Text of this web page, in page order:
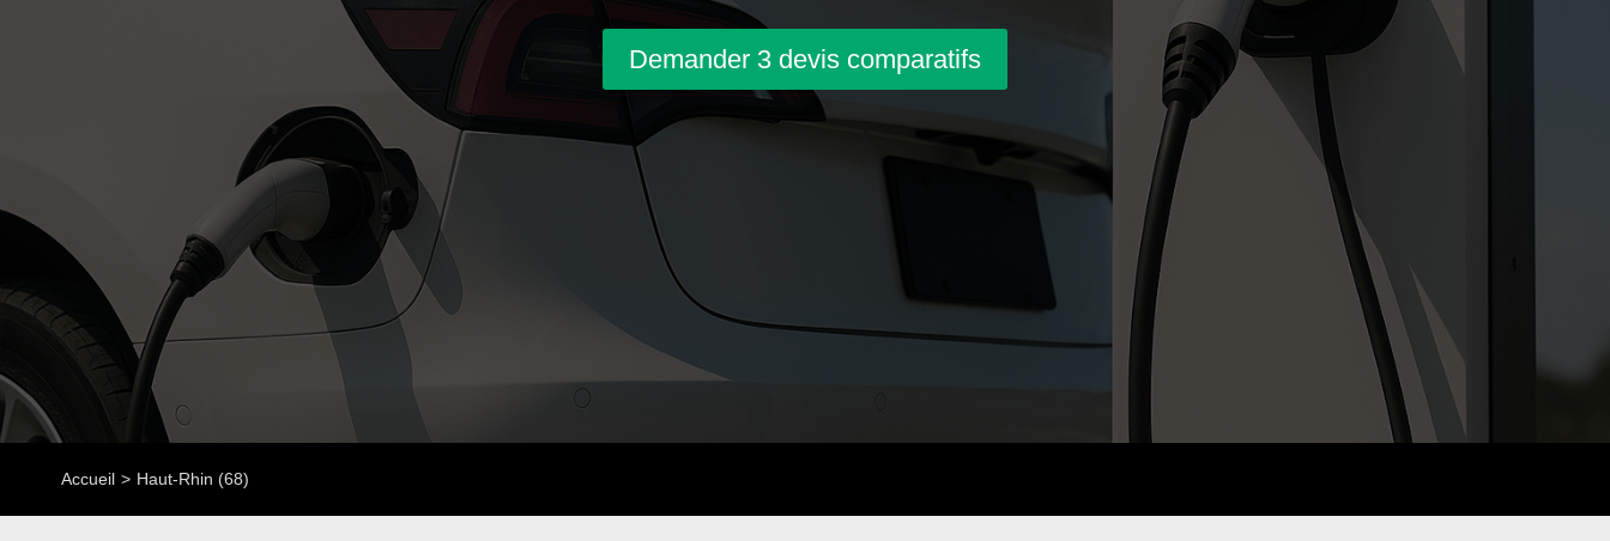
Demander 3 devis comparatifs
Accueil Haut-Rhin (68)